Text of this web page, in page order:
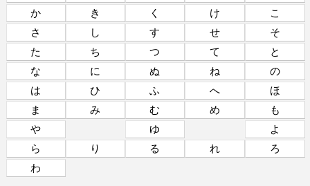
か
き く け
こ
さ
し す せ
そ
た
ち つ て
と
な
に ぬ ね
の
は
ひ ふ へ
ほ
ま
み む め
も
や
ゆ
よ
ら
り る れ
ろ
わ